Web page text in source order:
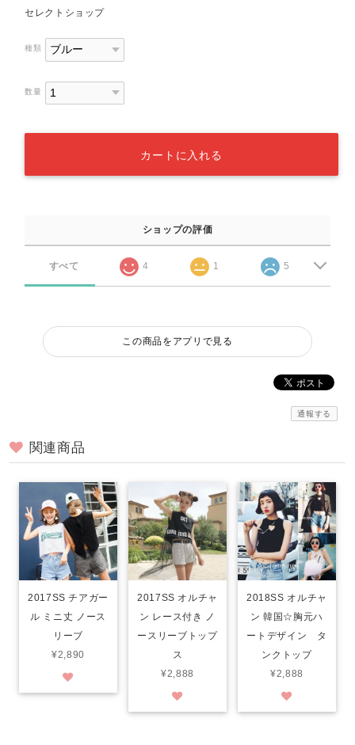
セレクトショップ
種類
数量
カートに入れる
ショップの評価
すべて 4 1 5
この商品をアプリで見る
通報する
関連商品
2017SS チアガー
ル ミニ丈 ノース
リーブ
¥2,890
2017SS オルチャ
ン レース付き ノ
ースリーブトップ
ス
¥2,888
2018SS オルチャ
ン 韓国☆胸元ハ
ートデザイン タ
ンクトップ
¥2,888